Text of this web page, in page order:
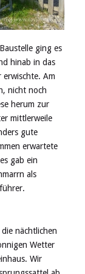
ging es
hinab in das
erwischte. Am
nicht noch
herum zur
mittlerweile
gute
erwartete
gab ein
als
nächtlichen
Wetter
Wir